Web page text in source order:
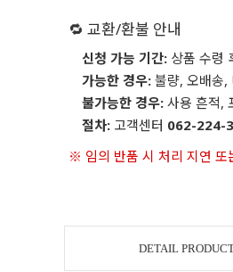
🔁 교환/환불 안내
신청 가능 기간: 상품 수령
가능한 경우: 불량, 오배송,
불가능한 경우: 사용 흔적,
절차: 고객센터 062-224-
※ 임의 반품 시 처리 지연 또
DETAIL